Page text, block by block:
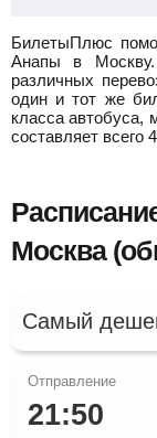
БилетыПлюс
Анапы в Москву.
различных
один и тот же
класса автобуса,
составляет всего
Москва
Самый
21:50